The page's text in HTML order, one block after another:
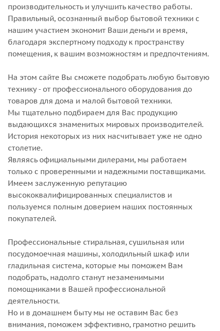
производительность и улучшить качество работы.
Правильный, осознанный выбор бытовой техники с
нашим участием экономит Ваши деньги и время,
благодаря экспертному подходу к пространству
помещения, к вашим возможностям и предпочтениям.
На этом сайте Вы сможете подобрать любую бытовую
технику - от профессионального оборудования до
товаров для дома и малой бытовой техники.
Мы тщательно подбираем для Вас продукцию
выдающихся знаменитых мировых производителей.
История некоторых из них насчитывает уже не одно
столетие.
Являясь официальными дилерами, мы работаем
только с проверенными и надежными поставщиками.
Имеем заслуженную репутацию
высококвалифицированных специалистов и
пользуемся полным доверием наших постоянных
покупателей.
Профессиональные стиральная, сушильная или
посудомоечная машины, холодильный шкаф или
гладильная система, которые мы поможем Вам
подобрать, надолго станут незаменимыми
помощниками в Вашей профессиональной
деятельности.
Но и в домашнем быту мы не оставим Вас без
внимания, поможем эффективно, грамотно решить